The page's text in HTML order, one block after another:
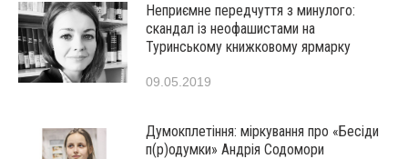
Неприємне передчуття з минулого:
скандал із неофашистами на
Туринському книжковому ярмарку
09.05.2019
Думокплетіння: міркування про «Бесіди
п(р)одумки» Андрія Содомори